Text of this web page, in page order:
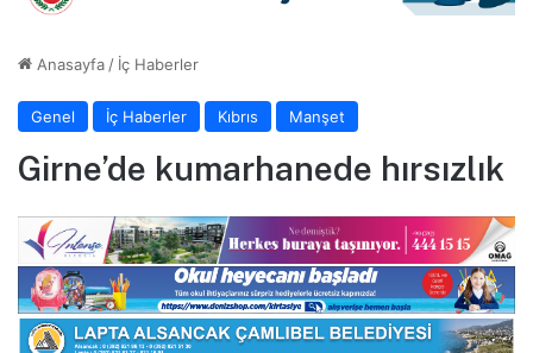
Anasayfa / İç Haberler
Genel İç Haberler Kıbrıs Manşet
Girne’de kumarhanede hırsızlık